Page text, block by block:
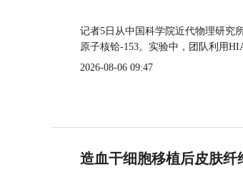
记者5日从中国科学院近代物理研究
原子核铪-153。实验中，团队利用
2026-08-06 09:47
造血干细胞移植后皮肤纤